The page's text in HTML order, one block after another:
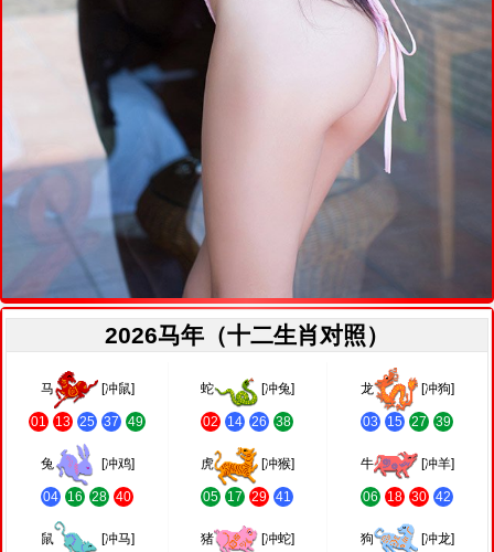
2026马年（十二生肖对照）
马 [冲鼠]
01 13 25 37 49
蛇 [冲兔]
02 14 26 38
龙 [冲狗]
03 15 27 39
兔 [冲鸡]
04 16 28 40
虎 [冲猴]
05 17 29 41
牛 [冲羊]
06 18 30 42
鼠 [冲马] 猪 [冲蛇] 狗 [冲龙]